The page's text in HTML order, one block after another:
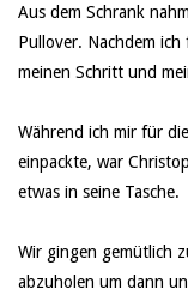
Aus dem Schrank
Pullover. Nachdem
meinen Schritt und
Während ich mir für
einpackte, war
etwas in seine Tasche.
Wir gingen gemütlich
abzuholen um dann